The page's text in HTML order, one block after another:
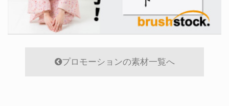
プロモーションの素材一覧へ